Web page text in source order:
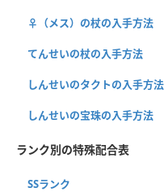
♀（メス）の杖の入手方法
てんせいの杖の入手方法
しんせいのタクトの入手方法
しんせいの宝珠の入手方法
ランク別の特殊配合表
SSランク